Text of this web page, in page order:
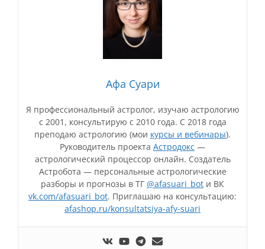
Афа Суари
Я профессиональный астролог, изучаю астрологию
с 2001, консультирую с 2010 года. С 2018 года
преподаю астрологию (мои курсы и вебинары).
Руководитель проекта Астродокс —
астрологический процессор онлайн. Создатель
Астробота — персональные астрологические
разборы и прогнозы в ТГ @afasuari_bot и ВК
vk.com/afasuari_bot. Приглашаю на консультацию:
afashop.ru/konsultatsiya-afy-suari